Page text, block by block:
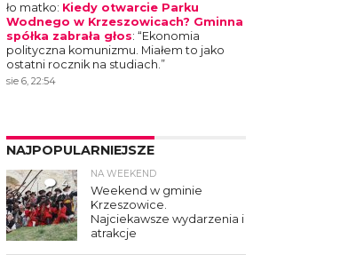
ło matko: Kiedy otwarcie Parku
Wodnego w Krzeszowicach? Gminna
spółka zabrała głos: “Ekonomia
polityczna komunizmu. Miałem to jako
ostatni rocznik na studiach.”
sie 6, 22:54
NAJPOPULARNIEJSZE
4
NA WEEKEND
Weekend w gminie
Krzeszowice.
Najciekawsze wydarzenia i
atrakcje